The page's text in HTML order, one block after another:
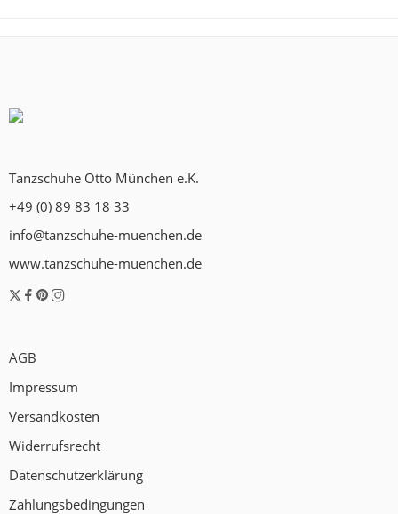
Tanzschuhe Otto München e.K.
+49 (0) 89 83 18 33
info@tanzschuhe-muenchen.de
www.tanzschuhe-muenchen.de
AGB
Impressum
Versandkosten
Widerrufsrecht
Datenschutzerklärung
Zahlungsbedingungen